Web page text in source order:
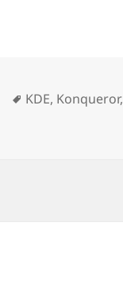
Метки
KDE, Konqueror,